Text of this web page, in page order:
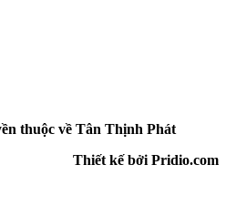
thuộc về Tân Thịnh Phát
Thiết kế bởi Pridio.com